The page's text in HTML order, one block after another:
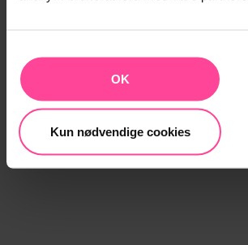
OK
Kun nødvendige cookies